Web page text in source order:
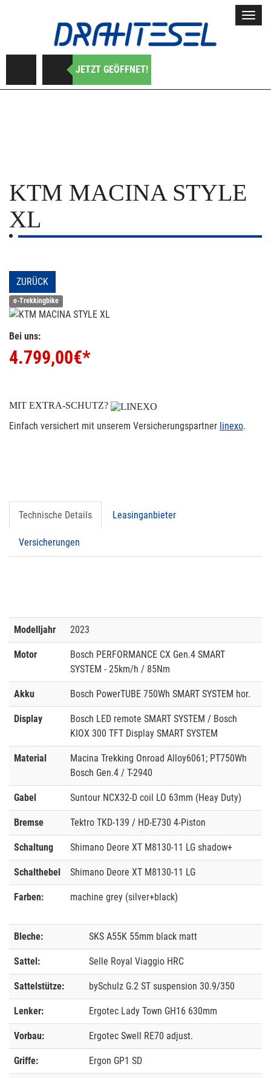
JETZT GEÖFFNET!
KTM MACINA STYLE
XL
ZURÜCK
e-Trekkingbike
Bei uns:
4.799,00€*
MIT EXTRA-SCHUTZ?
Einfach versichert mit unserem Versicherungspartner linexo.
Technische Details Leasinganbieter
Versicherungen
Modelljahr 2023
Motor
Bosch PERFORMANCE CX Gen.4 SMART
SYSTEM - 25km/h / 85Nm
Akku Bosch PowerTUBE 750Wh SMART SYSTEM hor.
Display
Bosch LED remote SMART SYSTEM / Bosch
KIOX 300 TFT Display SMART SYSTEM
Material
Macina Trekking Onroad Alloy6061; PT750Wh
Bosch Gen.4 / T-2940
Gabel Suntour NCX32-D coil LO 63mm (Heay Duty)
Bremse Tektro TKD-139 / HD-E730 4-Piston
Schaltung Shimano Deore XT M8130-11 LG shadow+
Schalthebel Shimano Deore XT M8130-11 LG
Farben: machine grey (silver+black)
Bleche: SKS A55K 55mm black matt
Sattel: Selle Royal Viaggio HRC
Sattelstütze: bySchulz G.2 ST suspension 30.9/350
Lenker: Ergotec Lady Town GH16 630mm
Vorbau: Ergotec Swell RE70 adjust.
Griffe: Ergon GP1 SD